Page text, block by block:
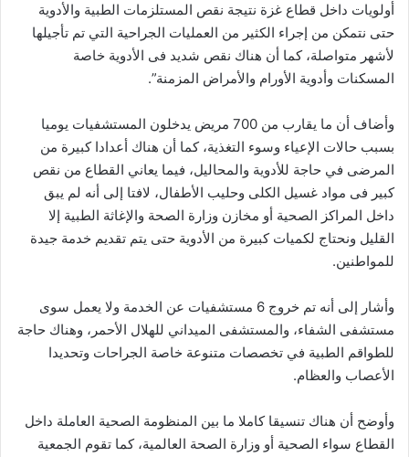
أولويات داخل قطاع غزة نتيجة نقص المستلزمات الطبية والأدوية
حتى نتمكن من إجراء الكثير من العمليات الجراحية التي تم تأجيلها
لأشهر متواصلة، كما أن هناك نقص شديد فى الأدوية خاصة
المسكنات وأدوية الأورام والأمراض المزمنة”.
وأضاف أن ما يقارب من 700 مريض يدخلون المستشفيات يوميا
بسبب حالات الإعياء وسوء التغذية، كما أن هناك أعدادا كبيرة من
المرضى في حاجة للأدوية والمحاليل، فيما يعاني القطاع من نقص
كبير فى مواد غسيل الكلى وحليب الأطفال، لافتا إلى أنه لم يبق
داخل المراكز الصحية أو مخازن وزارة الصحة والإغاثة الطبية إلا
القليل ونحتاج لكميات كبيرة من الأدوية حتى يتم تقديم خدمة جيدة
للمواطنين.
وأشار إلى أنه تم خروج 6 مستشفيات عن الخدمة ولا يعمل سوى
مستشفى الشفاء، والمستشفى الميداني للهلال الأحمر، وهناك حاجة
للطواقم الطبية في تخصصات متنوعة خاصة الجراحات وتحديدا
الأعصاب والعظام.
وأوضح أن هناك تنسيقا كاملا ما بين المنظومة الصحية العاملة داخل
القطاع سواء الصحية أو وزارة الصحة العالمية، كما تقوم الجمعية